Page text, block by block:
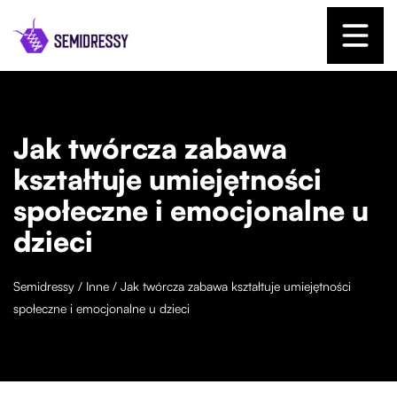
Jak twórcza zabawa
kształtuje umiejętności
społeczne i emocjonalne u
dzieci
Semidressy / Inne / Jak twórcza zabawa kształtuje umiejętności
społeczne i emocjonalne u dzieci